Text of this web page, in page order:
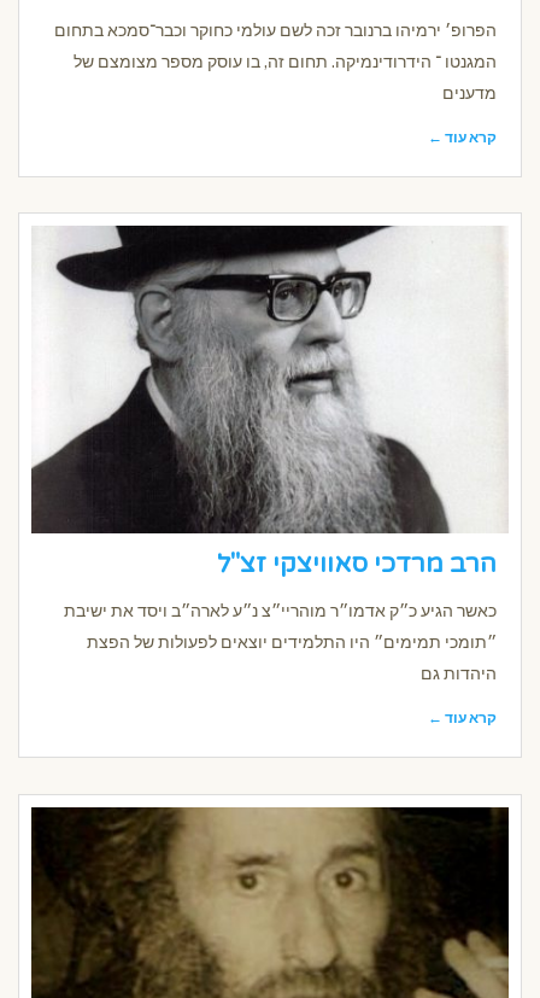
הפרופ׳ ירמיהו ברנובר זכה לשם עולמי כחוקר וכבר־סמכא בתחום
המגנטו ־ הידרודינמיקה. תחום זה, בו עוסק מספר מצומצם של
מדענים
קרא עוד ←
הרב מרדכי סאוויצקי זצ"ל
כאשר הגיע כ״ק אדמו״ר מוהריי״צ נ״ע לארה״ב ויסד את ישיבת
״תומכי תמימים״ היו התלמידים יוצאים לפעולות של הפצת
היהדות גם
קרא עוד ←